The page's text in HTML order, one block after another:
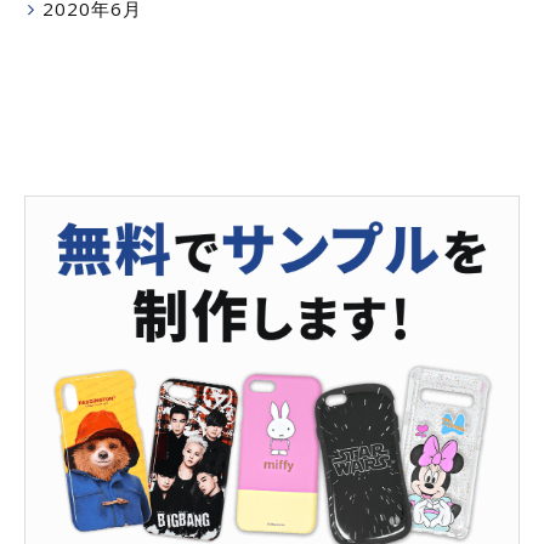
2020年6月